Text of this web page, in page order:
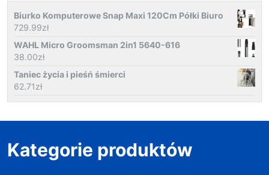
Biurko Komputerowe Snap Maxi 120Cm Półki Biuro
729.99zł
WAHL Micro Groomsman 2in1 5640-616
38.00zł
Taniec życia i pieśń śmierci
62.71zł
Kategorie produktów